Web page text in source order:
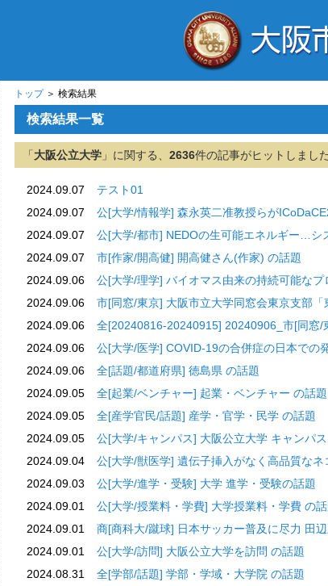
トップ＞ 検索結果
検索結果一覧
「 大阪公立大学 」に関する、 2636件の記事がヒットしました
2024.09.07
テスト01
2024.09.07
公[大学/情報学] 森永英二准教授らが
2024.09.07
公[大学/都市] NEDOの生可能エネルギー…
2024.09.07
市[作家/開高健] 開高健さん(
2024.09.06
公[大学/理学] バイオマス由来の持続可能な
2024.09.06
市[同窓/東京] 大阪市立大学同窓会東京支部
2024.09.06
全[20240816-20240915] 20240906_市[同窓
2024.09.06
公[大学/医学] COVID-19の合併症の日本で
2024.09.06
全[話題/都道府県] 徳島
2024.09.05
全[起業/ベンチャー] 起業・ベ
2024.09.05
全[産学官民/話題] 産学・官学
2024.09.05
公[大学/キャンパス] 大阪公立大学
2024.09.04
公[大学/獣医学] 遺伝子挿入がなく高品質な
2024.09.03
公[大学/進学・受験] 大学 進学
2024.09.01
公[大学/授業料・学費] 大学授業
2024.09.01
商[商科大/蹴球] 日本サッカー普及に尽力 田
2024.09.01
公[大学/訪問] 大阪公立大学を
2024.08.31
全[学部/話題] 学部・学域・大